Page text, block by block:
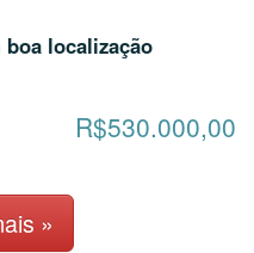
localização
R$530.000,00
»